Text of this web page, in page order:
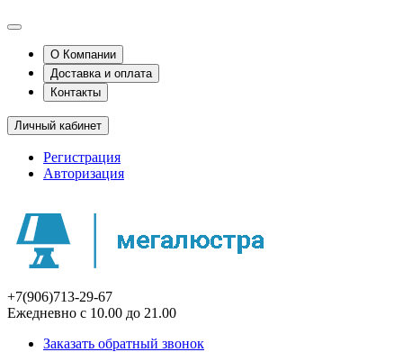
О Компании
Доставка и оплата
Контакты
Личный кабинет
Регистрация
Авторизация
+7(906)713-29-67
Ежедневно с 10.00 до 21.00
Заказать обратный звонок